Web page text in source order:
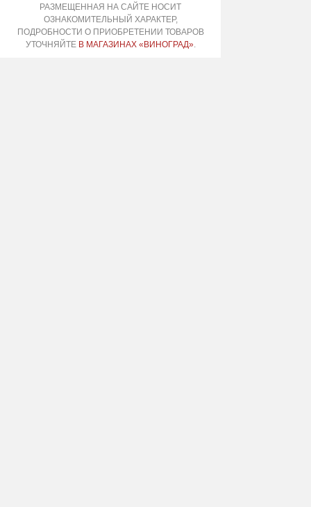
РАЗМЕЩЕННАЯ НА САЙТЕ НОСИТ
ОЗНАКОМИТЕЛЬНЫЙ ХАРАКТЕР,
ПОДРОБНОСТИ О ПРИОБРЕТЕНИИ ТОВАРОВ
УТОЧНЯЙТЕ В МАГАЗИНАХ «ВИНОГРАД».